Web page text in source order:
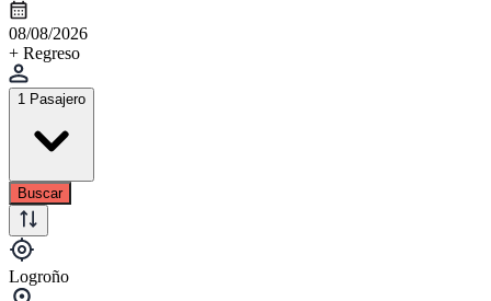
08/08/2026
+ Regreso
1 Pasajero
Buscar
Logroño